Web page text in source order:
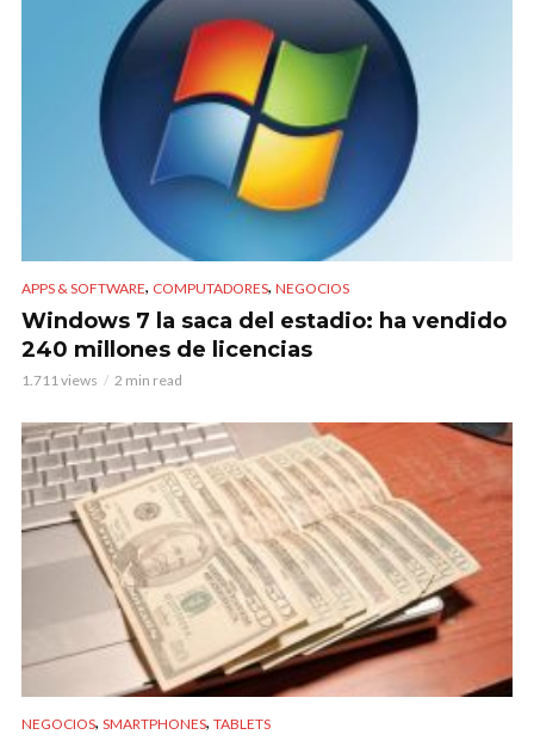
APPS & SOFTWARE, COMPUTADORES, NEGOCIOS
Windows 7 la saca del estadio: ha vendido
240 millones de licencias
1.711 views 2 min read
NEGOCIOS, SMARTPHONES, TABLETS